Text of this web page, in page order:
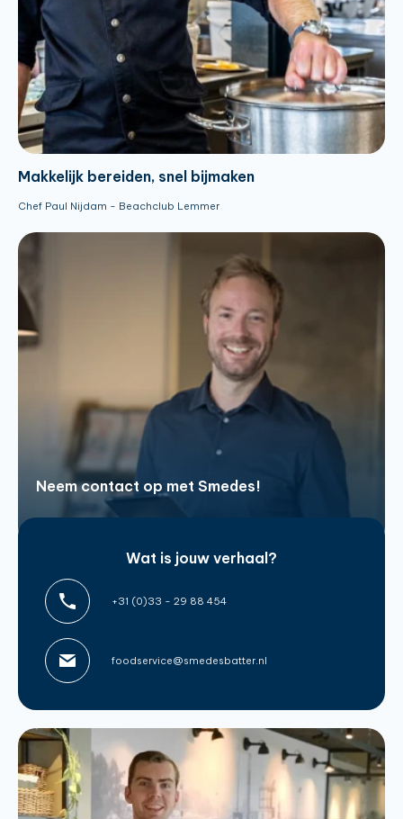
Makkelijk bereiden, snel bijmaken
Chef Paul Nijdam - Beachclub Lemmer
Neem contact op met Smedes!
Wat is jouw verhaal?
+31 (0)33 - 29 88 454
foodservice@smedesbatter.nl